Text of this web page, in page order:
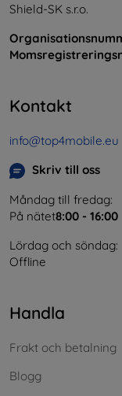
Shield-SK s.r.o.
Kontakt
info@top4mobile.eu
Skriv till oss
Måndag till fredag:
På nätet8:00 - 16:00
Lördag och söndag:
Offline
Handla
Frakt och betalning
Blogg